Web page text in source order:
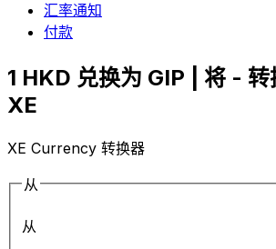
汇率通知
付款
1 HKD 兑换为 GIP | 将 - 转
XE
XE Currency 转换器
从
从